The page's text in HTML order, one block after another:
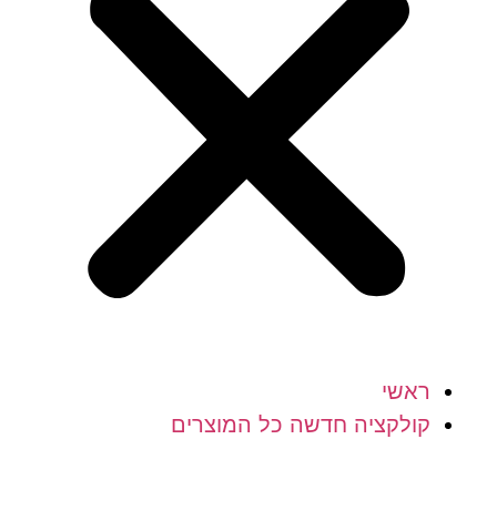
ראשי
קולקציה חדשה כל המוצרים